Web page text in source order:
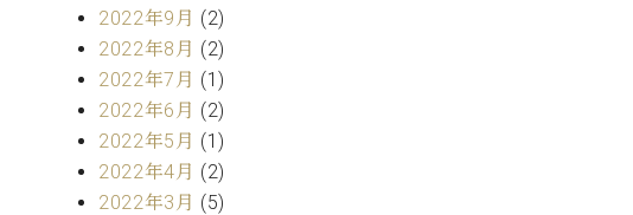
2022年9月 (2)
2022年8月 (2)
2022年7月 (1)
2022年6月 (2)
2022年5月 (1)
2022年4月 (2)
2022年3月 (5)